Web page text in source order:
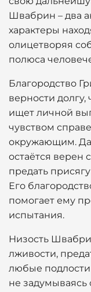
Швабрин – два
характеры
олицетворяя
полюса
Благородство
верности
ищет личной
чувством
окружающим.
остаётся верен
предать
Его
помогает ему
испытания.
Низость
лживости,
любые
не задумываясь